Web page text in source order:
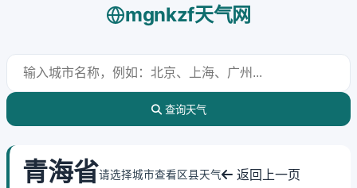
mgnkzf天气网
查询天气
青海省请选择城市查看区县天气 返回上一页